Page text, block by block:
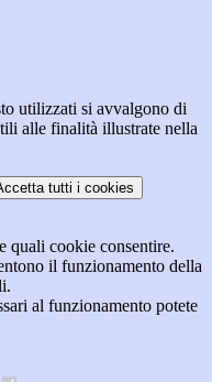
utilizzati si avvalgono di
alle finalità illustrate nella
tutti i cookies
quali cookie consentire.
il funzionamento della
al funzionamento potete